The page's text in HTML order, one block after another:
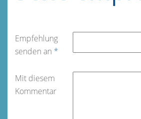
Empfehlung
senden an *
Mit diesem
Kommentar